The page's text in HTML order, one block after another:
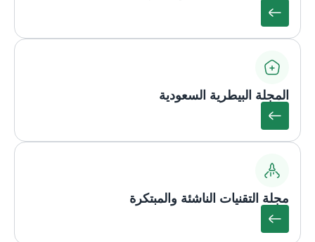
المجلة البيطرية السعودية
مجلة التقنيات الناشئة والمبتكرة